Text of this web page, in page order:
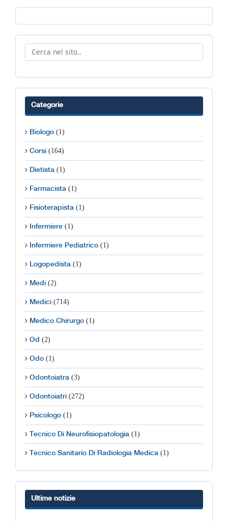
Categorie
Biologo (1)
Corsi (164)
Dietista (1)
Farmacista (1)
Fisioterapista (1)
Infermiere (1)
Infermiere Pediatrico (1)
Logopedista (1)
Medi (2)
Medici (714)
Medico Chirurgo (1)
Od (2)
Odo (1)
Odontoiatra (3)
Odontoiatri (272)
Psicologo (1)
Tecnico Di Neurofisiopatologia (1)
Tecnico Sanitario Di Radiologia Medica (1)
Ultime notizie